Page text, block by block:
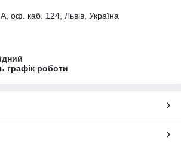
оф. каб. 124, Львів, Україна
графік роботи